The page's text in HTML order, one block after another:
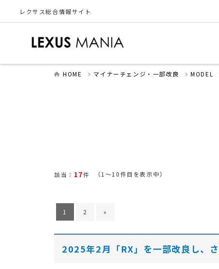
レクサス総合情報サイト
HOME マイナーチェンジ・一部改良 MODEL
該当： 17件 （1～10件目を表示中）
1 2 »
2025年2月「RX」を一部改良し、